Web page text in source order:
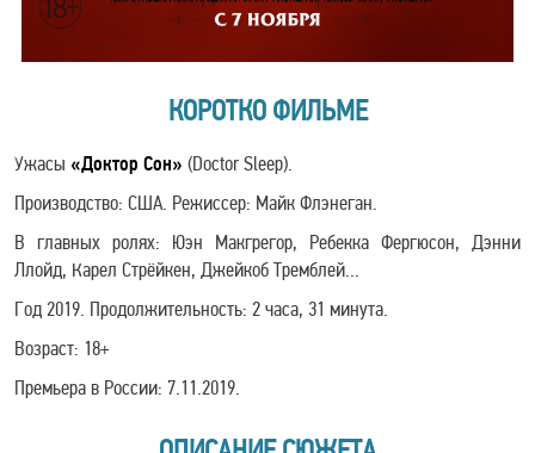
КОРОТКО ФИЛЬМЕ
Ужасы «Доктор Сон» (Doctor Sleep).
Производство: США. Режиссер: Майк Флэнеган.
В главных ролях: Юэн Макгрегор, Ребекка Фергюсон, Дэнни
Ллойд, Карел Стрёйкен, Джейкоб Тремблей...
Год 2019. Продолжительность: 2 часа, 31 минута.
Возраст: 18+
Премьера в России: 7.11.2019.